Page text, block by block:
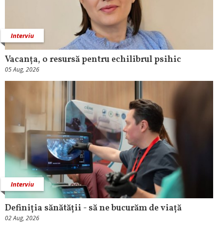
Interviu
Vacanța, o resursă pentru echilibrul psihic
05 Aug, 2026
Interviu
Definiția sănătății - să ne bucurăm de viață
02 Aug, 2026